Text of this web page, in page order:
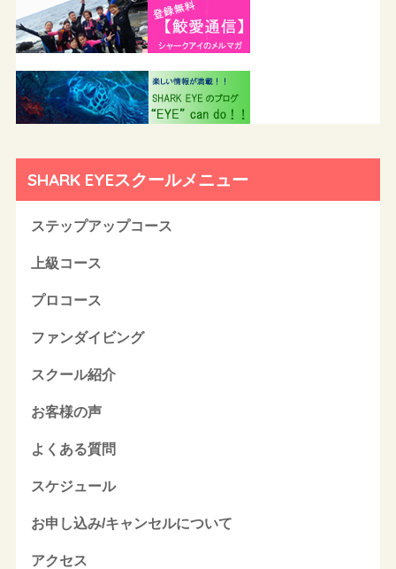
SHARK EYEスクールメニュー
ステップアップコース
上級コース
プロコース
ファンダイビング
スクール紹介
お客様の声
よくある質問
スケジュール
お申し込み/キャンセルについて
アクセス